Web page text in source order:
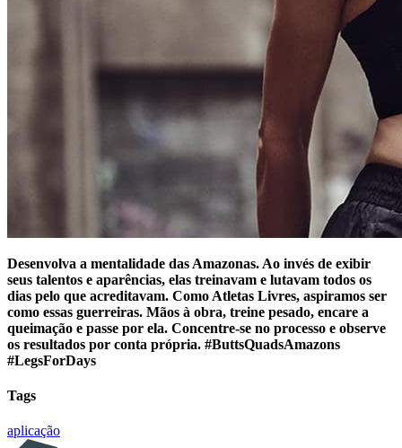
Desenvolva a mentalidade das Amazonas. Ao invés de exibir
seus talentos e aparências, elas treinavam e lutavam todos os
dias pelo que acreditavam. Como Atletas Livres, aspiramos ser
como essas guerreiras. Mãos à obra, treine pesado, encare a
queimação e passe por ela. Concentre-se no processo e observe
os resultados por conta própria. #ButtsQuadsAmazons
#LegsForDays
Tags
aplicação